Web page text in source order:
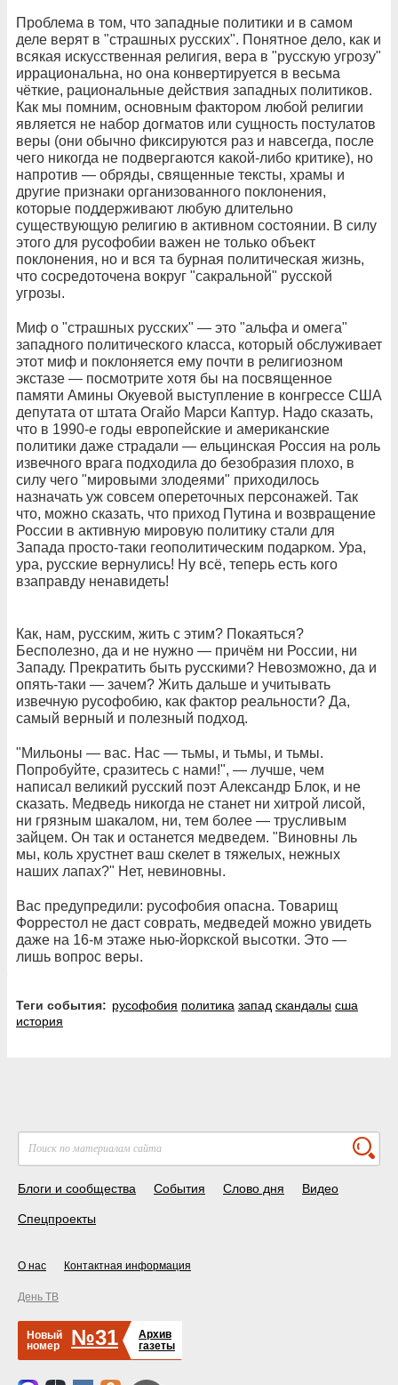
Проблема в том, что западные политики и в самом
деле верят в "страшных русских". Понятное дело, как и
всякая искусственная религия, вера в "русскую угрозу"
иррациональна, но она конвертируется в весьма
чёткие, рациональные действия западных политиков.
Как мы помним, основным фактором любой религии
является не набор догматов или сущность постулатов
веры (они обычно фиксируются раз и навсегда, после
чего никогда не подвергаются какой-либо критике), но
напротив — обряды, священные тексты, храмы и
другие признаки организованного поклонения,
которые поддерживают любую длительно
существующую религию в активном состоянии. В силу
этого для русофобии важен не только объект
поклонения, но и вся та бурная политическая жизнь,
что сосредоточена вокруг "сакральной" русской
угрозы.
Миф о "страшных русских" — это "альфа и омега"
западного политического класса, который обслуживает
этот миф и поклоняется ему почти в религиозном
экстазе — посмотрите хотя бы на посвященное
памяти Амины Окуевой выступление в конгрессе США
депутата от штата Огайо Марси Каптур. Надо сказать,
что в 1990-е годы европейские и американские
политики даже страдали — ельцинская Россия на роль
извечного врага подходила до безобразия плохо, в
силу чего "мировыми злодеями" приходилось
назначать уж совсем опереточных персонажей. Так
что, можно сказать, что приход Путина и возвращение
России в активную мировую политику стали для
Запада просто-таки геополитическим подарком. Ура,
ура, русские вернулись! Ну всё, теперь есть кого
взаправду ненавидеть!
Как, нам, русским, жить с этим? Покаяться?
Бесполезно, да и не нужно — причём ни России, ни
Западу. Прекратить быть русскими? Невозможно, да и
опять-таки — зачем? Жить дальше и учитывать
извечную русофобию, как фактор реальности? Да,
самый верный и полезный подход.
"Мильоны — вас. Нас — тьмы, и тьмы, и тьмы.
Попробуйте, сразитесь с нами!", — лучше, чем
написал великий русский поэт Александр Блок, и не
сказать. Медведь никогда не станет ни хитрой лисой,
ни грязным шакалом, ни, тем более — трусливым
зайцем. Он так и останется медведем. "Виновны ль
мы, коль хрустнет ваш скелет в тяжелых, нежных
наших лапах?" Нет, невиновны.
Вас предупредили: русофобия опасна. Товарищ
Форрестол не даст соврать, медведей можно увидеть
даже на 16-м этаже нью-йоркской высотки. Это —
лишь вопрос веры.
Теги события: русофобия политика запад скандалы сша
история
Блоги и сообщества События Слово дня Видео
Спецпроекты
О нас Контактная информация
День ТВ
Новый
номер
№31
Архив
газеты